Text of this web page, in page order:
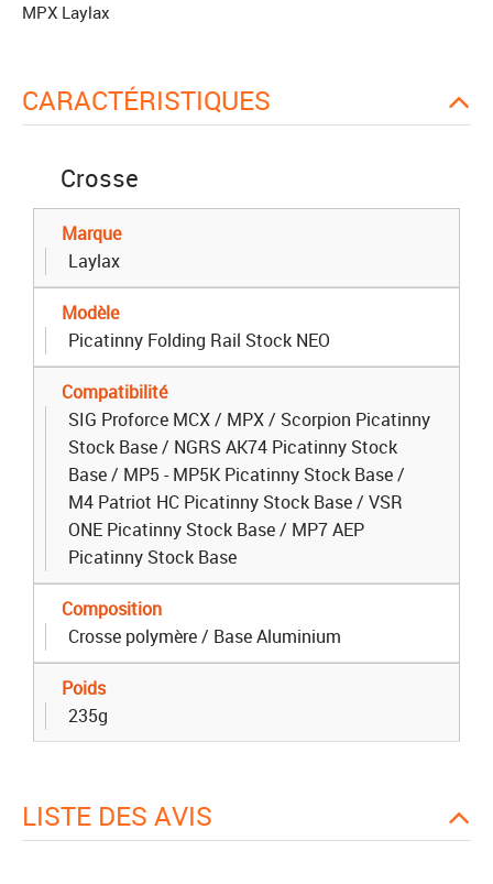
MPX Laylax
CARACTÉRISTIQUES
Crosse
Marque
Laylax
Modèle
Picatinny Folding Rail Stock NEO
Compatibilité
SIG Proforce MCX / MPX / Scorpion Picatinny
Stock Base / NGRS AK74 Picatinny Stock
Base / MP5 - MP5K Picatinny Stock Base /
M4 Patriot HC Picatinny Stock Base / VSR
ONE Picatinny Stock Base / MP7 AEP
Picatinny Stock Base
Composition
Crosse polymère / Base Aluminium
Poids
235g
LISTE DES AVIS